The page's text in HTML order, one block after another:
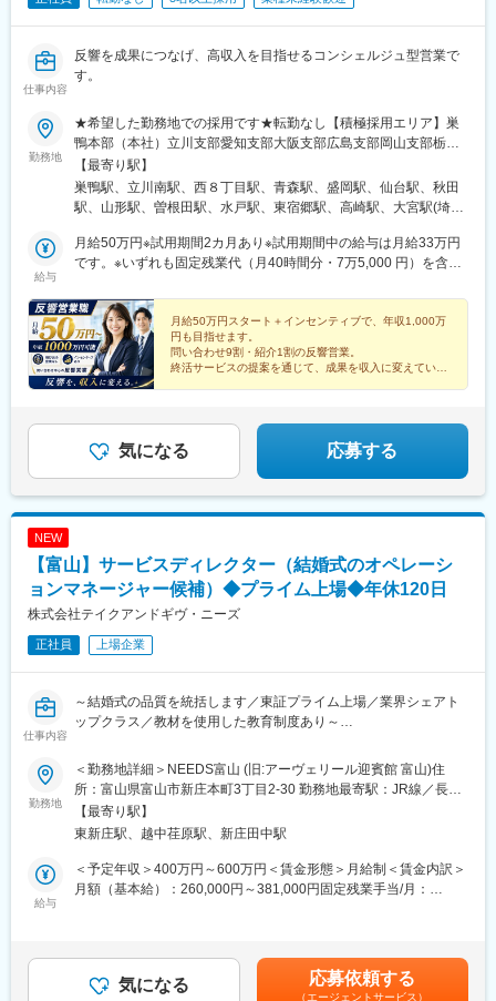
仕事内容
反響を成果につなげ、高収入を目指せるコンシェルジュ型営業で
す。
勤務地
★希望した勤務地での採用です★転勤なし【積極採用エリア】巣
鴨本部（本社）立川支部愛知支部大阪支部広島支部岡山支部栃木
支部静岡支部【その他採用エリア】北海道、青森、秋田、岩手、
宮城、山形、福島、茨城、群馬、埼玉、千葉、神奈川、新潟、富
山、石川、福井、岐阜、長野、山梨、三重、滋賀、京都、兵庫、
岡、佐賀、長崎、熊本、大分、宮崎、鹿児島、沖縄※勤務地の詳細
は当社ホームページをご参照ください。
【最寄り駅】
巣鴨駅、立川南駅、西８丁目駅、青森駅、盛岡駅、仙台駅、秋田
駅、山形駅、曽根田駅、水戸駅、東宿郷駅、高崎駅、大宮駅(埼玉
駅、北鉄金沢駅、仁愛女子高校駅、名鉄岐阜駅、新静岡駅、伏見
駅(愛知県)、あすなろう四日市駅、草津駅(滋賀県)、京都駅、東梅
山駅前駅、本川町駅、新山口駅、徳島駅、高松駅(香川県)、松山市
駅、高知城前駅、博多駅、佐賀駅、めがね橋駅、水道町駅、大分
駅、宮崎駅、いづろ通駅、壺川駅、庚申塚駅、立川駅、西４丁目
駅、宮城野通駅、福島駅(福島県)、宇都宮駅東口駅、市役所前駅
(千葉県)、市役所前駅(長野県)、新富町駅(富山県)、金沢駅、福井
寺駅、北新地駅、近鉄奈良駅、田中口駅、岡山駅、原爆ドーム前
駅、眉山ロープウェイ山麓駅、市役所前駅(愛媛県)、県庁前駅(高
給与
月給50万円※試用期間2カ月あり※試用期間中の給与は月給33万円
です。※いずれも固定残業代（月40時間分・7万5,000 円）を含
ジ】・月給50万円～：一般社員・月給80万円～：マネージャー候
補3カ月間の売上成績に応じて、その後3カ月間の給与にインセン
ティブが上乗せされる仕組みです。（例1～3月の成績が、4～6月
の給与に加算）中には、月30万円のインセンティブを手にする社
員もいます。反響営業とはいえ、当社では、成果に見合う待遇を
月給50万円スタート＋インセンティブで、年収1,000万
円も目指せます。
問い合わせ9割・紹介1割の反響営業。
終活サービスの提案を通じて、成果を収入に変えていく
気になる 応募する
NEW
【富山】サービスディレクター（結婚式のオペレーシ
ョンマネージャー候補）◆プライム上場◆年休120日
株式会社テイクアンドギヴ・ニーズ
正社員 上場企業
仕事内容
～結婚式の品質を統括します／東証プライム上場／業界シェアト
ップクラス／教材を使用した教育制度あり～
■業務内容：
・結婚式当日の運営責任者として、ウェディングプランナーが設
計した結婚式をディレクションして頂きます。
・料理提供タイミングや余興進行の管理、サービススタッフへの
指示出しを通じ、結婚式の品質を統括します。
■業務詳細：
・キッチン・司会・プランナーとの連携
・イレギュラー対応や現場判断による進行調整
勤務地
＜勤務地詳細＞NEEDS富山 (旧:アーヴェリール迎賓館 富山)住
所：富山県富山市新庄本町3丁目2-30 勤務地最寄駅：JR線／長野
駅受動喫煙対策：敷地内喫煙可能場所あり変更の範囲：会社の定
める事業所
【最寄り駅】
東新庄駅、越中荏原駅、新庄田中駅
給与
＜予定年収＞400万円～600万円＜賃金形態＞月給制＜賃金内訳＞
月額（基本給）：260,000円～381,000円固定残業手当/月：
上記年収は、総合職採用の場合（転勤を伴う）の賃金想定となり
ます。■昇給：年2回※採用時ポジションにより変動します。■賞
気になる 応募依頼する
（エージェントサービス）